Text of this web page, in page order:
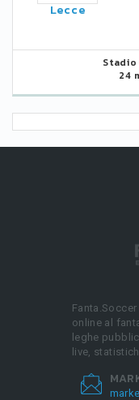
Lecce
Stadio
24
online al
leghe
live,